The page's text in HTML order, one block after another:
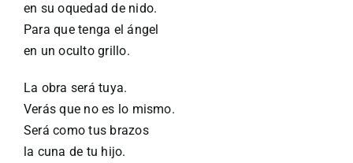
en su oquedad de nido.
Para que tenga el ángel
en un oculto grillo.
La obra será tuya.
Verás que no es lo mismo.
Será como tus brazos
la cuna de tu hijo.